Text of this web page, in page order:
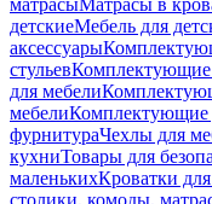
матрасыМатрасы в
детскиеМебель для
аксессуары
стульевКомплектующие
для мебели
мебелиКомплектующие
фурнитураЧехлы для
кухниТовары для
маленькихКроватки
столики, комоды,